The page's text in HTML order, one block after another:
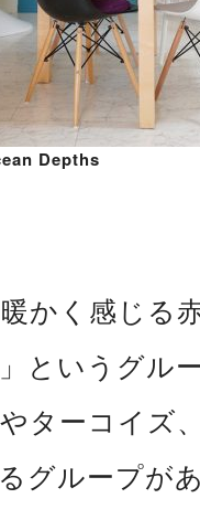
Depths
かく感じる
というグル
ターコイズ
グループが